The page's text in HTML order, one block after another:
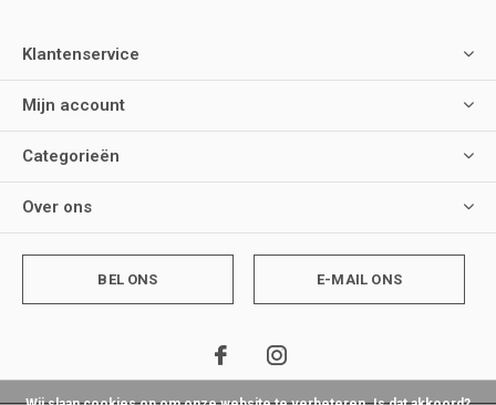
Klantenservice
Mijn account
Categorieën
Over ons
BEL ONS E-MAIL ONS